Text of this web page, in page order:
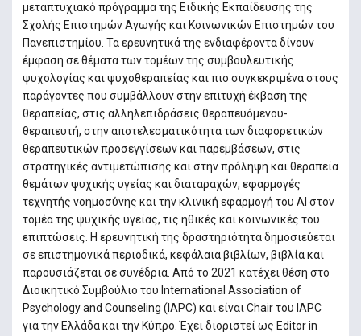
μεταπτυχιακό πρόγραμμα της Ειδικής Εκπαίδευσης της
Σχολής Επιστημών Αγωγής και Κοινωνικών Επιστημών του
Πανεπιστημίου. Τα ερευνητικά της ενδιαφέροντα δίνουν
έμφαση σε θέματα των τομέων της συμβουλευτικής
ψυχολογίας και ψυχοθεραπείας και πιο συγκεκριμένα στους
παράγοντες που συμβάλλουν στην επιτυχή έκβαση της
θεραπείας, στις αλληλεπιδράσεις θεραπευόμενου-
θεραπευτή, στην αποτελεσματικότητα των διαφορετικών
θεραπευτικών προσεγγίσεων και παρεμβάσεων, στις
στρατηγικές αντιμετώπισης και στην πρόληψη και θεραπεία
θεμάτων ψυχικής υγείας και διαταραχών, εφαρμογές
τεχνητής νοημοσύνης και την κλινική εφαρμογή του ΑΙ στον
τομέα της ψυχικής υγείας, τις ηθικές και κοινωνικές του
επιπτώσεις. Η ερευνητική της δραστηριότητα δημοσιεύεται
σε επιστημονικά περιοδικά, κεφάλαια βιβλίων, βιβλία και
παρουσιάζεται σε συνέδρια. Από το 2021 κατέχει θέση στο
Διοικητικό Συμβούλιο του International Association of
Psychology and Counseling (IAPC) και είναι Chair του IAPC
για την Ελλάδα και την Κύπρο. Έχει διοριστεί ως Editor in